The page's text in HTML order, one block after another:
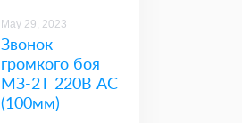
May 29, 2023
Звонок
громкого боя
МЗ-2Т 220В АС
(100мм)